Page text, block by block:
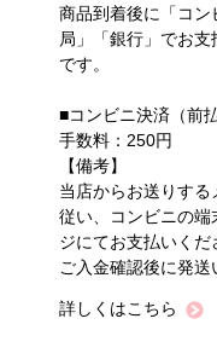
商品到着後に「コン
局」「銀行」でお
です。
■コンビニ決済（前払
手数料：250円
【備考】
当店からお送りする
従い、コンビニの端
ジにてお支払いくだ
ご入金確認後に発送
詳しくはこちら